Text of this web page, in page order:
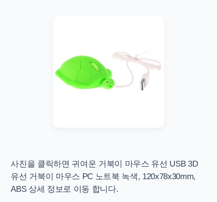
사진을 클릭하면 귀여운 거북이 마우스 유선 USB 3D
유선 거북이 마우스 PC 노트북 녹색, 120x78x30mm,
ABS 상세 정보로 이동 합니다.